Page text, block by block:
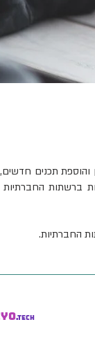
והוספת תכנים
ברשתות החברתיות
החברתיות.
.TECH